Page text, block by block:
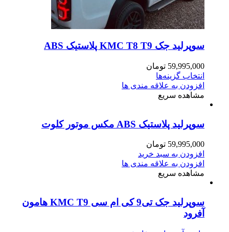
سوپرلید جک KMC T8 T9 پلاستیک ABS
59,995,000 تومان
انتخاب گزینه‌ها
افزودن به علاقه مندی ها
مشاهده سریع
سوپرلید پلاستیک ABS مکس موتور کلوت
59,995,000 تومان
افزودن به سبد خرید
افزودن به علاقه مندی ها
مشاهده سریع
سوپرلید جک تی9 کی ام سی KMC T9 هامون
آفرود